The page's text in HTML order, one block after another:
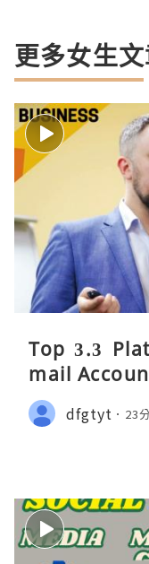
更多女生
Top 3.3
mail
dfgtyt 23